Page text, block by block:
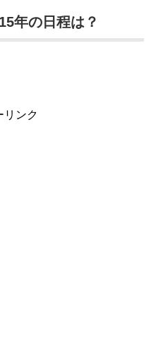
年の日程は？
リンク